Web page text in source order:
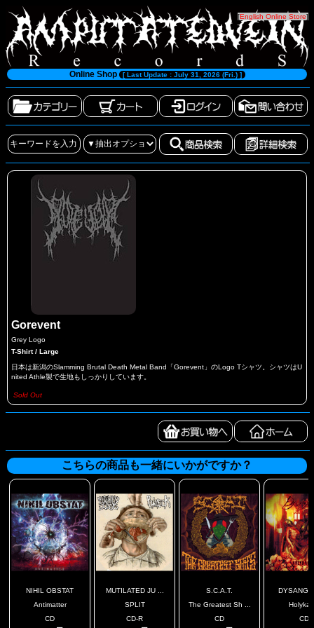
[English Online Store]
Online Shop [ Last Update : July 31, 2026 (Fri.) ]
Gorevent
Grey Logo
T-Shirt / Large
日本は新潟のSlamming Brutal Death Metal Band「Gorevent」のLogo Tシャツ。シャツはU
nited Athle製で生地もしっかりしています。
Sold Out
こちらの商品も一緒にいかがですか？
NIHIL OBSTAT
Antimatter
CD
MUTILATED JU ...
SPLIT
CD-R
S.C.A.T.
The Greatest Sh ...
CD
CD